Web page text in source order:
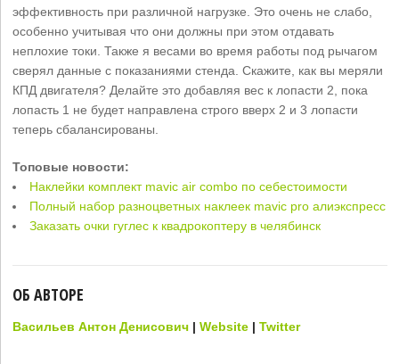
эффективность при различной нагрузке. Это очень не слабо,
особенно учитывая что они должны при этом отдавать
неплохие токи. Также я весами во время работы под рычагом
сверял данные с показаниями стенда. Скажите, как вы меряли
КПД двигателя? Делайте это добавляя вес к лопасти 2, пока
лопасть 1 не будет направлена строго вверх 2 и 3 лопасти
теперь сбалансированы.
Топовые новости:
Наклейки комплект mavic air combo по себестоимости
Полный набор разноцветных наклеек mavic pro алиэкспресс
Заказать очки гуглес к квадрокоптеру в челябинск
ОБ АВТОРЕ
Васильев Антон Денисович |Website |Twitter